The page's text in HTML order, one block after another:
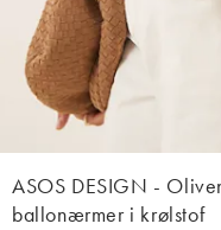
ASOS DESIGN -
ballonærmer i krølstof